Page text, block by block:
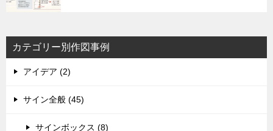
カテゴリー別作図事例
アイデア (2)
サイン全般 (45)
サインボックス (8)